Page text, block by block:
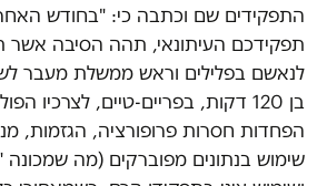
התפקידים שם וכתבה כי: "בחודש
תפקידכם העיתונאי, תהה הסיבה
לנאשם בפלילים וראש ממשלת מעבר
בן 120 דקות, בפריים-טיים, לצרכיו
הפחדות חסרות פרופורציה, הגזמות,
שימוש בנתונים מפוברקים (מה שמכונה